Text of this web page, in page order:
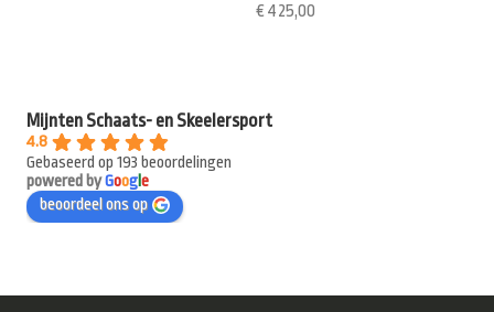
€ 425,00
Mijnten Schaats- en Skeelersport
4.8
Gebaseerd op 193 beoordelingen
powered byGooge
beoordeel ons op